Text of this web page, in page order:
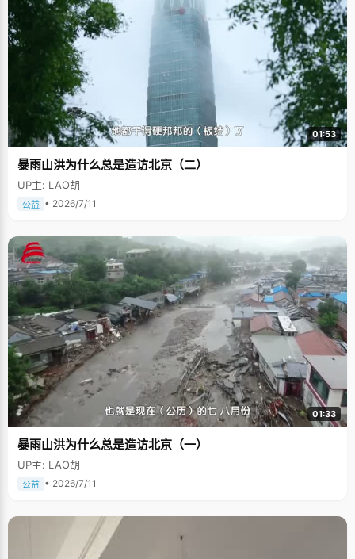
01:53
暴雨山洪为什么总是造访北京（二）
UP主: LAO胡
公益 • 2026/7/11
01:33
暴雨山洪为什么总是造访北京（一）
UP主: LAO胡
公益 • 2026/7/11